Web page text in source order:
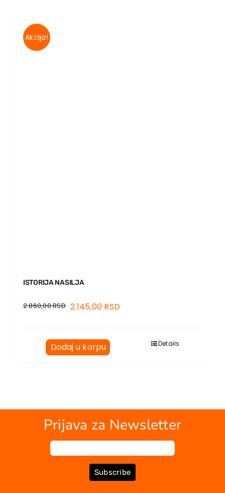
Akcija!
ISTORIJA NASILJA
2.860,00RSD 2.145,00 RSD
Dodaj u korpu Details
Prijava za Newsletter
Subscribe